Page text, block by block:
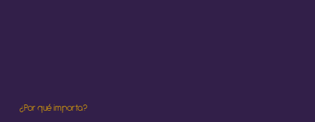
¿Por qué importa?